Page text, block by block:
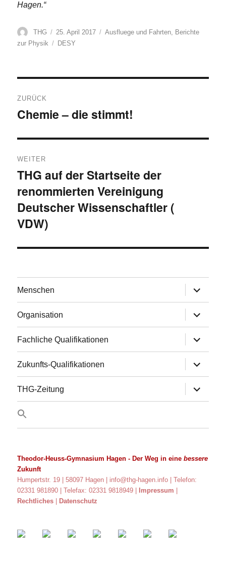
Hagen.“
Autor
THG
Veröffentlicht
am
25. April 2017 Kategorien
Ausfluege und Fahrten, Berichte
zur Physik
Schlagwörter
DESY
ZURÜCK
Vorheriger
Chemie – die stimmt!
WEITER
Nächster
Beitrag:
THG auf der Startseite der
renommierten Vereinigung
Deutscher Wissenschaftler (
VDW)
Menschen
anzeigen
Organisation
anzeigen
Fachliche Qualifikationen
anzeigen
Zukunfts-Qualifikationen
anzeigen
THG-Zeitung
anzeigen
Theodor-Heuss-Gymnasium Hagen - Der Weg in einebessere
Zukunft
Humpertstr. 19 | 58097 Hagen | info@thg-hagen.info
| Telefon:
02331 981890 | Telefax: 02331 9818949 |
Impressum
Rechtliches
Datenschutz